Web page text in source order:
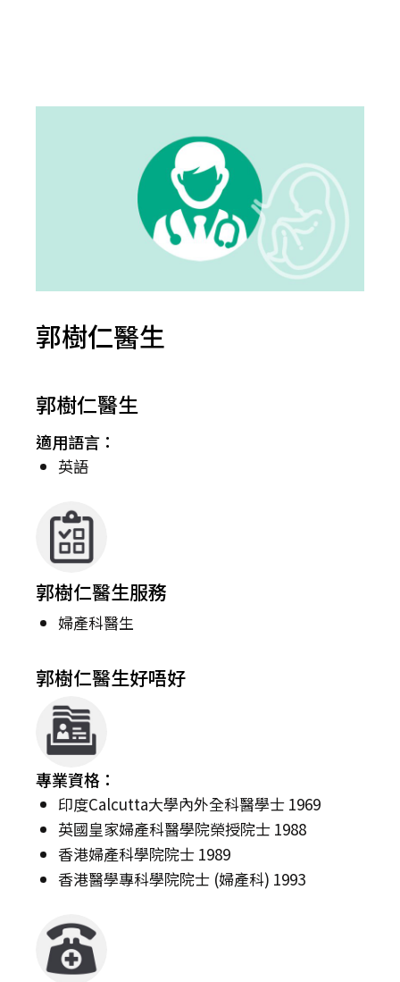
郭樹仁醫生
郭樹仁醫生
適用語言：
英語
郭樹仁醫生服務
婦產科醫生
郭樹仁醫生好唔好
專業資格：
印度Calcutta大學內外全科醫學士 1969
英國皇家婦產科醫學院榮授院士 1988
香港婦產科學院院士 1989
香港醫學專科學院院士 (婦產科) 1993